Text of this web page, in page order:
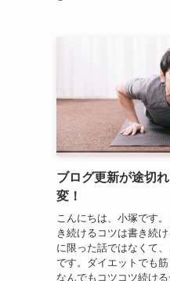
ブログ更新が途切
変！
こんにちは、小塚です
き続けるコツは書き続
に限った話ではなくて
です。ダイエットでも
なんでもコツコツ続け